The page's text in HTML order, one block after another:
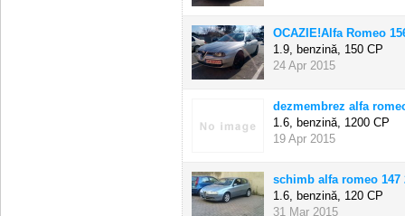
OCAZIE!Alfa Romeo
1.9, benzină, 150 CP
24 Apr 2015
dezmembrez alfa
1.6, benzină, 1200 CP
19 Apr 2015
schimb alfa romeo 147
1.6, benzină, 120 CP
31 Mar 2015